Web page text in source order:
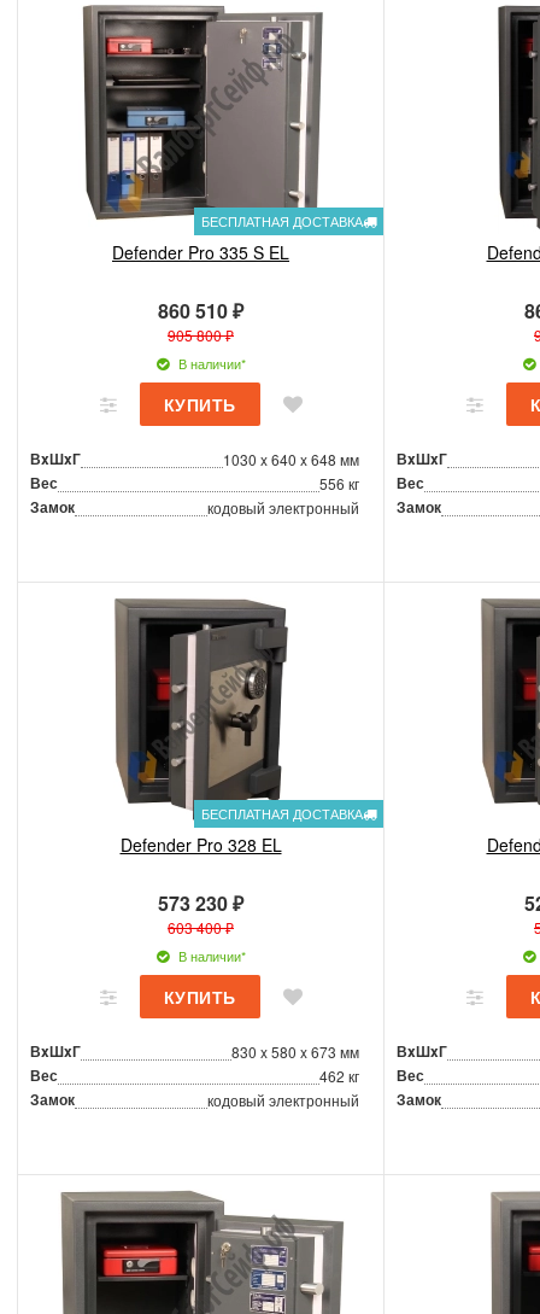
БЕСПЛАТНАЯ ДОСТАВКА
Defender Pro 335 S EL
860 510 ₽
905 800 ₽
В наличии*
ВxШxГ 1030 x 640 x 648 мм
Вес 556 кг
Замок кодовый электронный
ВxШxГ
Вес
Замок
БЕСПЛАТНАЯ ДОСТАВКА
Defender Pro 328 EL
573 230 ₽
603 400 ₽
В наличии*
ВxШxГ 830 x 580 x 673 мм
Вес 462 кг
Замок кодовый электронный
ВxШxГ
Вес
Замок